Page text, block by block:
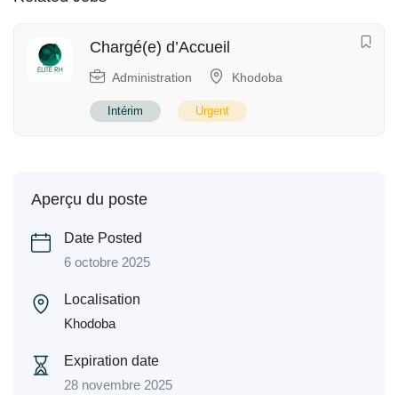
Chargé(e) d’Accueil
Administration Khodoba
Intérim Urgent
Aperçu du poste
Date Posted
6 octobre 2025
Localisation
Khodoba
Expiration date
28 novembre 2025